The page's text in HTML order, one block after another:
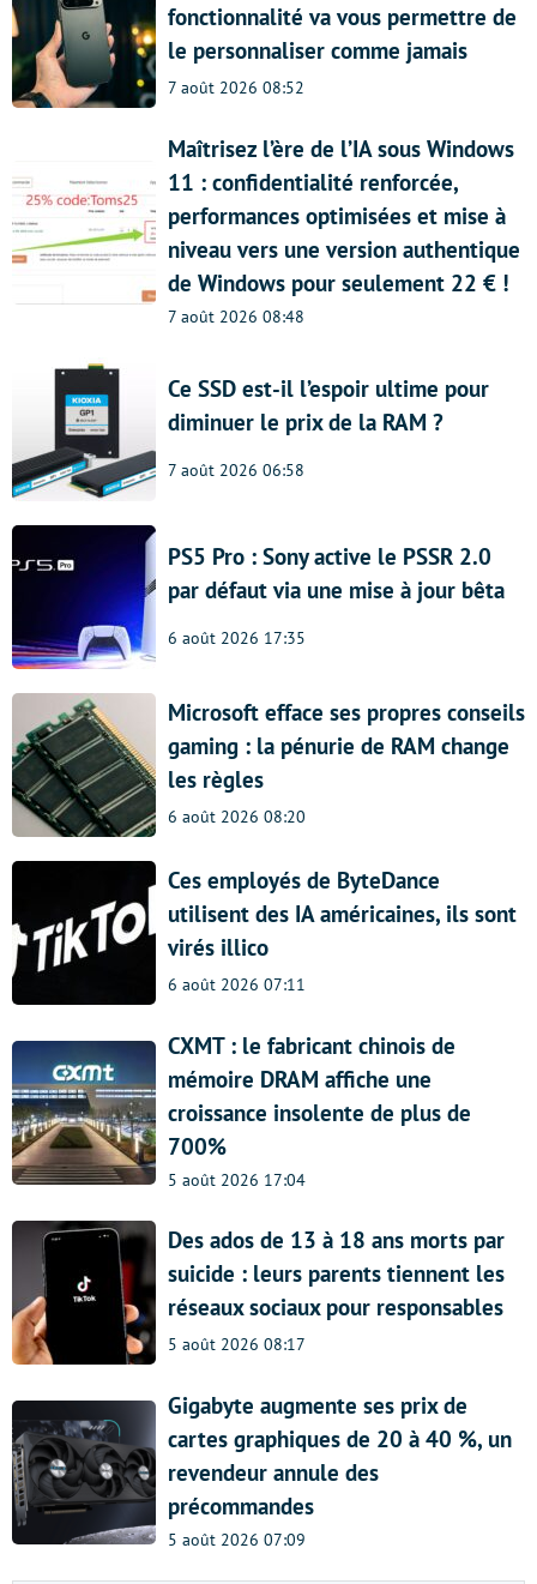
fonctionnalité va vous permettre de
le personnaliser comme jamais
7 août 2026 08:52
Maîtrisez l’ère de l’IA sous Windows
11 : confidentialité renforcée,
performances optimisées et mise à
niveau vers une version authentique
de Windows pour seulement 22 € !
7 août 2026 08:48
Ce SSD est-il l’espoir ultime pour
diminuer le prix de la RAM ?
7 août 2026 06:58
PS5 Pro : Sony active le PSSR 2.0
par défaut via une mise à jour bêta
6 août 2026 17:35
Microsoft efface ses propres conseils
gaming : la pénurie de RAM change
les règles
6 août 2026 08:20
Ces employés de ByteDance
utilisent des IA américaines, ils sont
virés illico
6 août 2026 07:11
CXMT : le fabricant chinois de
mémoire DRAM affiche une
croissance insolente de plus de
700%
5 août 2026 17:04
Des ados de 13 à 18 ans morts par
suicide : leurs parents tiennent les
réseaux sociaux pour responsables
5 août 2026 08:17
Gigabyte augmente ses prix de
cartes graphiques de 20 à 40 %, un
revendeur annule des
précommandes
5 août 2026 07:09